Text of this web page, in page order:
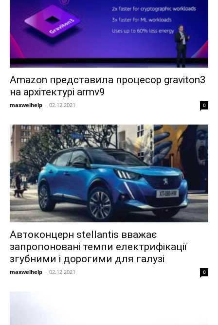
Amazon представила процесор graviton3
на архітектурі armv9
maxwelhelp - 02.12.2021 0
Автоконцерн stellantis вважає
запропоновані темпи електрифікації
згубними і дорогими для галузі
maxwelhelp - 02.12.2021 0